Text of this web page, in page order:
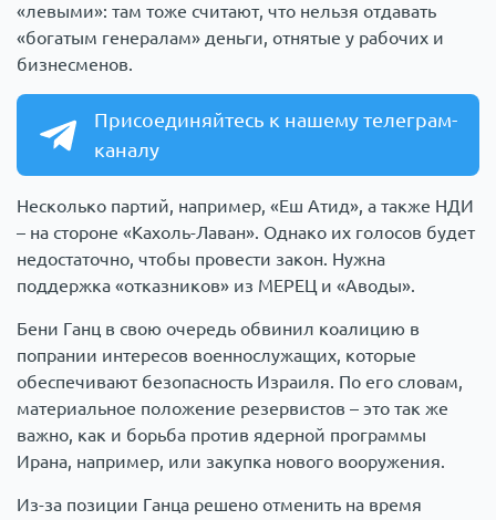
«левыми»: там тоже считают, что нельзя отдавать
«богатым генералам» деньги, отнятые у рабочих и
бизнесменов.
Присоединяйтесь к нашему телеграм-
каналу
Несколько партий, например, «Еш Атид», а также НДИ
– на стороне «Кахоль-Лаван». Однако их голосов будет
недостаточно, чтобы провести закон. Нужна
поддержка «отказников» из МЕРЕЦ и «Аводы».
Бени Ганц в свою очередь обвинил коалицию в
попрании интересов военнослужащих, которые
обеспечивают безопасность Израиля. По его словам,
материальное положение резервистов – это так же
важно, как и борьба против ядерной программы
Ирана, например, или закупка нового вооружения.
Из-за позиции Ганца решено отменить на время